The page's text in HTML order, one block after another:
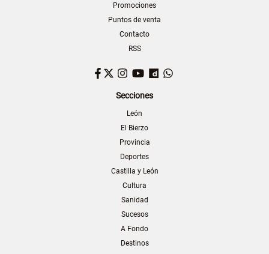
Promociones
Puntos de venta
Contacto
RSS
Facebook
TwitterInstagram
YouTubeDailymotion
Secciones
León
El Bierzo
Provincia
Deportes
Castilla y León
Cultura
Sanidad
Sucesos
A Fondo
Destinos